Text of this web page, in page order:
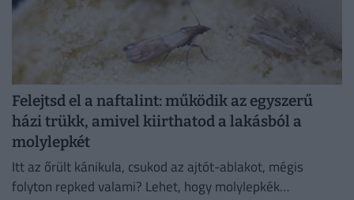
Felejtsd el a naftalint: működik az egyszerű
házi trükk, amivel kiirthatod a lakásból a
molylepkét
Itt az őrült kánikula, csukod az ajtót-ablakot, mégis
folyton repked valami? Lehet, hogy molylepkék